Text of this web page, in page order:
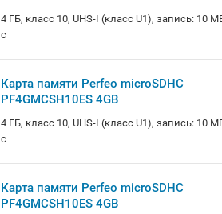
4 ГБ, класс 10, UHS-I (класс U1), запись: 10
с
Карта памяти Perfeo microSDHC
PF4GMCSH10ES 4GB
4 ГБ, класс 10, UHS-I (класс U1), запись: 10
с
Карта памяти Perfeo microSDHC
PF4GMCSH10ES 4GB